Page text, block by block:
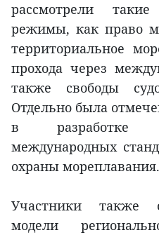
рассмотрели
режимы, как право
территориальное
прохода через
также свободы
Отдельно была
в разработке
международных
охраны мореплавания.
Участники также
модели